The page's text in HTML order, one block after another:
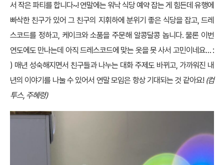
서 작은 파티를 합니다~! 연말에는 워낙 식당 예약 잡는 게 힘든데 유행에
빠삭한 친구가 있어 그 친구의 지휘하에 분위기 좋은 식당을 잡고, 드레
스코드를 정하고, 케이크와 소품을 주문해 알콩달콩 놉니다. 물론 이번
연도에도 만나는데 아직 드레스코드에 맞는 옷을 못 사서 고민이네요… :
) 매년 성숙해지면서 친구들과 나누는 대화 주제도 바뀌고, 가까워진 내
년의 이야기를 나눌 수 있어서 연말 모임은 항상 기대되는 것 같아요! (컴
투스, 주혜령)